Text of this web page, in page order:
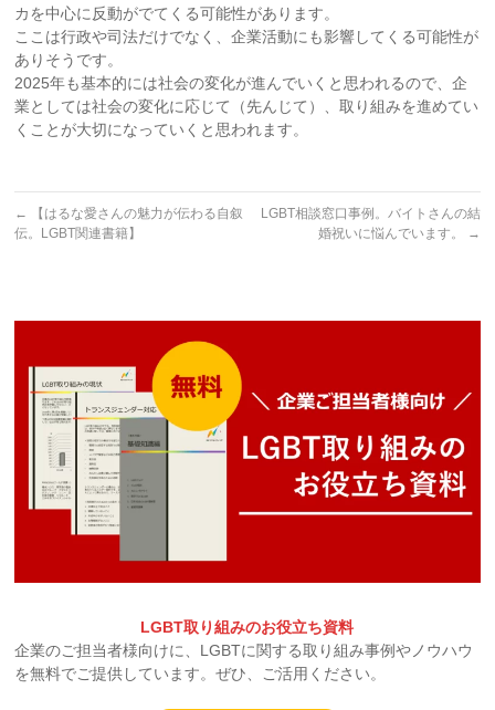
カを中心に反動がでてくる可能性があります。
ここは行政や司法だけでなく、企業活動にも影響してくる可能性が
ありそうです。
2025年も基本的には社会の変化が進んでいくと思われるので、企
業としては社会の変化に応じて（先んじて）、取り組みを進めてい
くことが大切になっていくと思われます。
←
【はるな愛さんの魅力が伝わる自叙
伝。LGBT関連書籍】
LGBT相談窓口事例。バイトさんの結
婚祝いに悩んでいます。
→
LGBT取り組みのお役立ち資料
企業のご担当者様向けに、LGBTに関する取り組み事例やノウハウ
を無料でご提供しています。ぜひ、ご活用ください。